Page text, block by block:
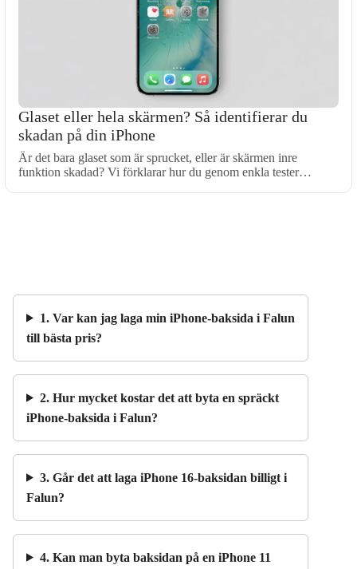
Glaset eller hela skärmen? Så identifierar du
skadan på din iPhone
Är det bara glaset som är sprucket, eller är skärmen inre
funktion skadad? Vi förklarar hur du genom enkla tester…
1. Var kan jag laga min iPhone-baksida i Falun
till bästa pris?
2. Hur mycket kostar det att byta en spräckt
iPhone-baksida i Falun?
3. Går det att laga iPhone 16-baksidan billigt i
Falun?
4. Kan man byta baksidan på en iPhone 11